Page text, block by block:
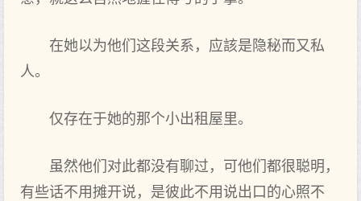
在她以为他们这段关系，应該是隐秘而又私
人。
仅存在于她的那个小出租屋里。
虽然他们对此都没有聊过，可他们都很聪明，
有些话不用摊开说，是彼此不用说出口的心照不